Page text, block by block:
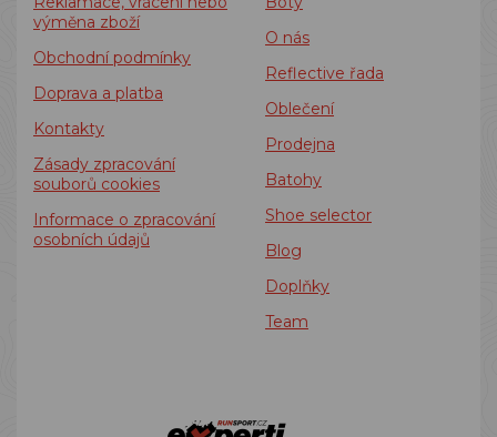
výměna zboží
Obchodní podmínky
Doprava a platba
Kontakty
Zásady zpracování
souborů cookies
Informace o zpracování
osobních údajů
O nás
Reflective řada
Oblečení
Prodejna
Batohy
Shoe selector
Blog
Doplňky
Team